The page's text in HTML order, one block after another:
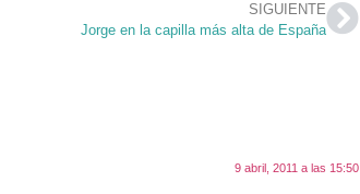
SIGUIENTE
Jorge en la capilla más alta de España
9 abril, 2011 a las 15:50